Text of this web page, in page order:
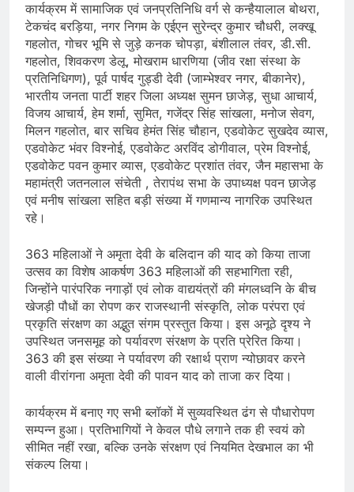
कार्यक्रम में सामाजिक एवं जनप्रतिनिधि वर्ग से कन्हैयालाल बोथरा,
टेकचंद बरड़िया, नगर निगम के एईएन सुरेन्द्र कुमार चौधरी, लक्खू
गहलोत, गोचर भूमि से जुड़े कनक चोपड़ा, बंशीलाल तंवर, डी.सी.
गहलोत, शिवकरण डेलू, मोखराम धारणिया (जीव रक्षा संस्था के
प्रतिनिधिगण), पूर्व पार्षद गुड्डी देवी (जाम्भेश्वर नगर, बीकानेर),
भारतीय जनता पार्टी शहर जिला अध्यक्ष सुमन छाजेड़, सुधा आचार्य,
विजय आचार्य, हेम शर्मा, सुमित, गजेंद्र सिंह सांखला, मनोज सेवग,
मिलन गहलोत, बार सचिव हेमंत सिंह चौहान, एडवोकेट सुखदेव व्यास,
एडवोकेट भंवर विश्नोई, एडवोकेट अरविंद डोगीवाल, प्रेम विश्नोई,
एडवोकेट पवन कुमार व्यास, एडवोकेट प्रशांत तंवर, जैन महासभा के
महामंत्री जतनलाल संचेती , तेरापंथ सभा के उपाध्यक्ष पवन छाजेड़
एवं मनीष सांखला सहित बड़ी संख्या में गणमान्य नागरिक उपस्थित
रहे।
363 महिलाओं ने अमृता देवी के बलिदान की याद को किया ताजा
उत्सव का विशेष आकर्षण 363 महिलाओं की सहभागिता रही,
जिन्होंने पारंपरिक नगाड़ों एवं लोक वाद्ययंत्रों की मंगलध्वनि के बीच
खेजड़ी पौधों का रोपण कर राजस्थानी संस्कृति, लोक परंपरा एवं
प्रकृति संरक्षण का अद्भुत संगम प्रस्तुत किया। इस अनूठे दृश्य ने
उपस्थित जनसमूह को पर्यावरण संरक्षण के प्रति प्रेरित किया।
363 की इस संख्या ने पर्यावरण की रक्षार्थ प्राण न्योछावर करने
वाली वीरांगना अमृता देवी की पावन याद को ताजा कर दिया।
कार्यक्रम में बनाए गए सभी ब्लॉकों में सुव्यवस्थित ढंग से पौधारोपण
सम्पन्न हुआ। प्रतिभागियों ने केवल पौधे लगाने तक ही स्वयं को
सीमित नहीं रखा, बल्कि उनके संरक्षण एवं नियमित देखभाल का भी
संकल्प लिया।